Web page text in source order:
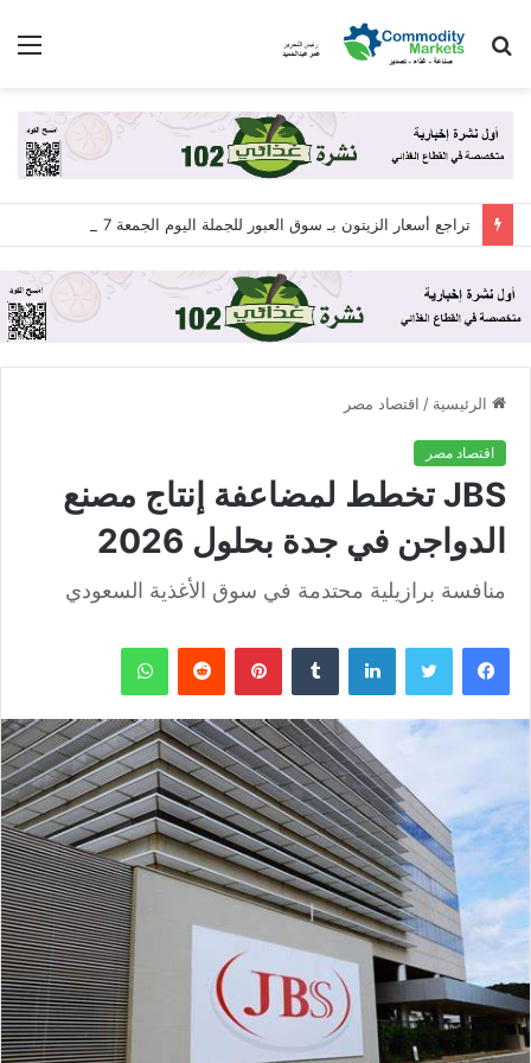
بحث
الرئيسية / اقتصاد مصر
اقتصاد مصر
JBS تخطط لمضاعفة إنتاج مصنع
الدواجن في جدة بحلول 2026
منافسة برازيلية محتدمة في سوق الأغذية السعودي
فيسبوك تويتر لينكدإن بينتيريست واتساب